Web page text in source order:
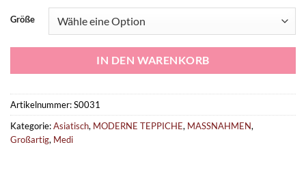
Größe
IN DEN WARENKORB
Artikelnummer:S0031
Kategorie:Asiatisch, MODERNE TEPPICHE, MASSNAHMEN,
Großartig, Medi